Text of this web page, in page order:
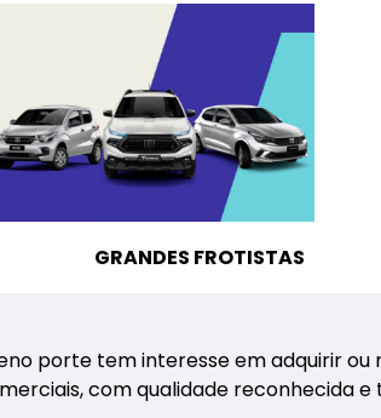
GRANDES FROTISTAS
porte tem interesse em adquirir ou
com qualidade reconhecida